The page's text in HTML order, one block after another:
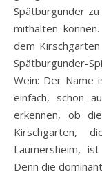
Spätburgunder
mithalten
dem
Spätburgunder-
Wein: Der Name
einfach, schon
erkennen, ob
Kirschgarten,
Laumersheim,
Denn die